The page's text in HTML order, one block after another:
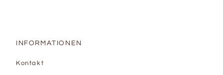
INFORMATIONEN
Kontakt